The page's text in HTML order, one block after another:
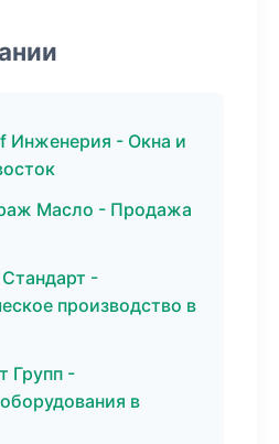
Инженерия - Окна и
Масло - Продажа
-
производство в
Групп -
в